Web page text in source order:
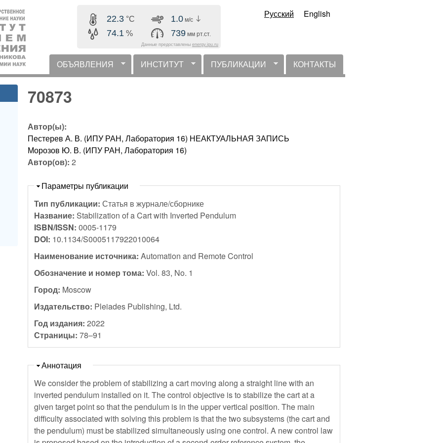
содержанию
22.2 °C
74.2 %
1.8 м/с
739 мм рт.ст.
Данные предоставлены energy.ipu.ru
Русский English
горизонтальное меню
ОБЪЯВЛЕНИЯ ИНСТИТУТ ПУБЛИКАЦИИ КОНТАКТЫ
70873
Автор(ы):
Пестерев А. В. (ИПУ РАН, Лаборатория 16) НЕАКТУАЛЬНАЯ ЗАПИСЬ
Морозов Ю. В. (ИПУ РАН, Лаборатория 16)
Автор(ов):2
Скрыть
Параметры публикации
Тип публикации:Статья в журнале/сборнике
Название: Stabilization of a Cart with Inverted Pendulum
ISBN/ISSN:0005-1179
DOI: 10.1134/S0005117922010064
Наименование источника:Automation and Remote Control
Обозначение и номер тома:Vol. 83, No. 1
Город: Moscow
Издательство: Pleiades Publishing, Ltd.
Год издания:2022
Страницы:78–91
Скрыть
Аннотация
We consider the problem of stabilizing a cart moving along a straight line with an
inverted pendulum installed on it. The control objective is to stabilize the cart at a
given target point so that the pendulum is in the upper vertical position. The main
difficulty associated with solving this problem is that the two subsystems (the cart and
the pendulum) must be stabilized simultaneously using one control. A new control law